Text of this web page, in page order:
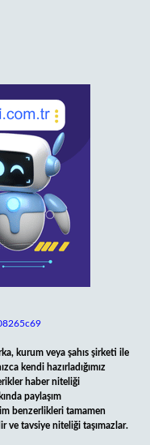
kurum veya şahıs şirketi ile
kendi hazırladığımız
haber niteliği
paylaşım
benzerlikleri tamamen
ve tavsiye niteliği taşımazlar.